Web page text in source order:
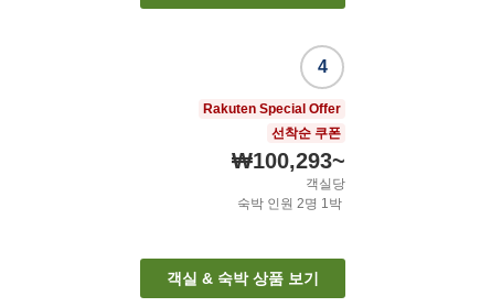
4
Rakuten Special Offer
선착순 쿠폰
₩100,293~
객실당
숙박 인원 2명 1박
객실 & 숙박 상품 보기